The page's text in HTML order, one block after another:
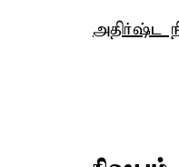
அதிர்ஷ்ட